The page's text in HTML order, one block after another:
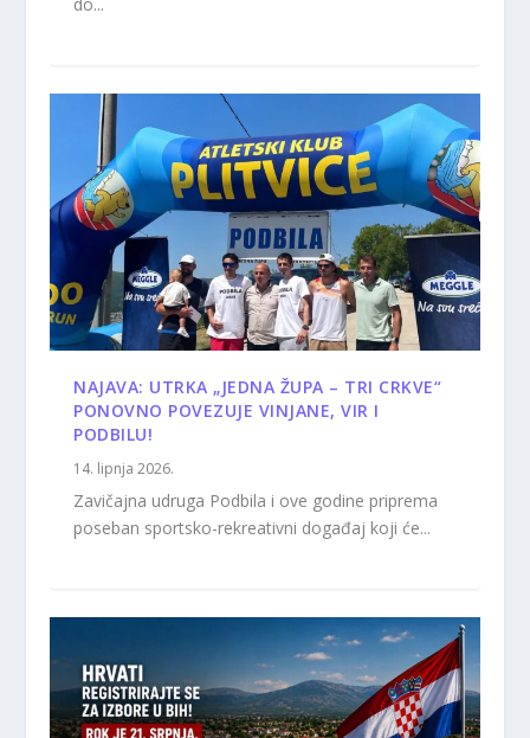
NAJAVA: UTRKA „JEDNA ŽUPA – TRI CRKVE“
PONOVNO POVEZUJE VINJANE, VIR I
PODBILU!
14. lipnja 2026.
Zavičajna udruga Podbila i ove godine priprema
poseban sportsko-rekreativni događaj koji će...